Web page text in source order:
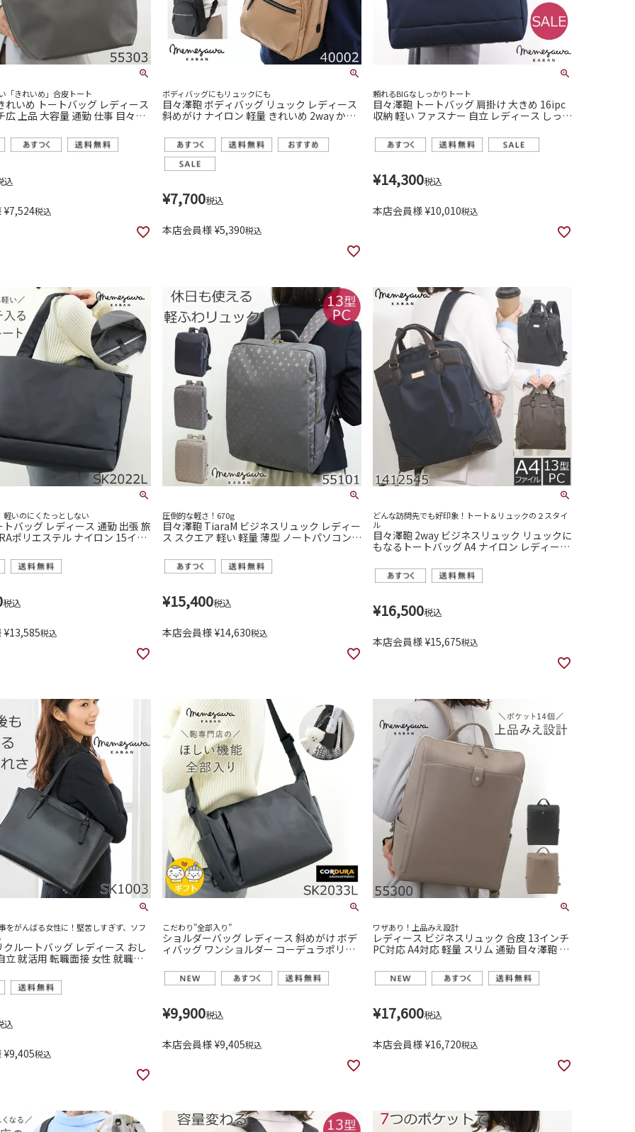
「きれいめ」合皮トート
れいめ トートバッグ レディース
広 上品 大容量 通勤 仕事 目々澤
込
¥7,524税込
ボディバッグにもリュックにも
目々澤鞄 ボディバッグ リュック レディース
斜めがけ ナイロン 軽量 きれいめ 2way かわ
¥7,700税込
本店会員様 ¥5,390税込
頼れるBIGなしっかりトート
目々澤鞄 トートバッグ 肩掛け 大きめ 16ipc
収納 軽い ファスナー 自立 レディース しっか
¥14,300税込
本店会員様 ¥10,010税込
軽いのにくたっとしない
バッグ レディース 通勤 出張 旅
ポリエステル ナイロン 15イン
税込
¥13,585税込
圧倒的な軽さ！670g
目々澤鞄 TiaraM ビジネスリュック レディー
ス スクエア 軽い 軽量 薄型 ノートパソコン
55101
¥15,400税込
本店会員様 ¥14,630税込
どんな訪問先でも好印象！トート＆リュックの２スタイ
ル
目々澤鞄 2way ビジネスリュック リュックに
もなるトートバッグ A4 ナイロン レディース
¥16,500税込
本店会員様 ¥15,675税込
をがんばる女性に！堅苦しすぎず、ソフ
ルートバッグ レディース おし
立 就活用 転職面接 女性 就職後
込
¥9,405税込
こだわり”全部入り”
ショルダーバッグ レディース 斜めがけ ボデ
ィバッグ ワンショルダー コーデュラポリエ
k2033l
¥9,900税込
本店会員様 ¥9,405税込
ワザあり！上品みえ設計
レディース ビジネスリュック 合皮 13インチ
PC対応 A4対応 軽量 スリム 通勤 目々澤鞄 55
¥17,600税込
本店会員様 ¥16,720税込